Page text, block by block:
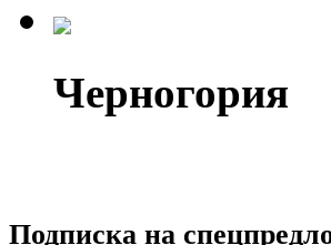
Черногория
Подписка на